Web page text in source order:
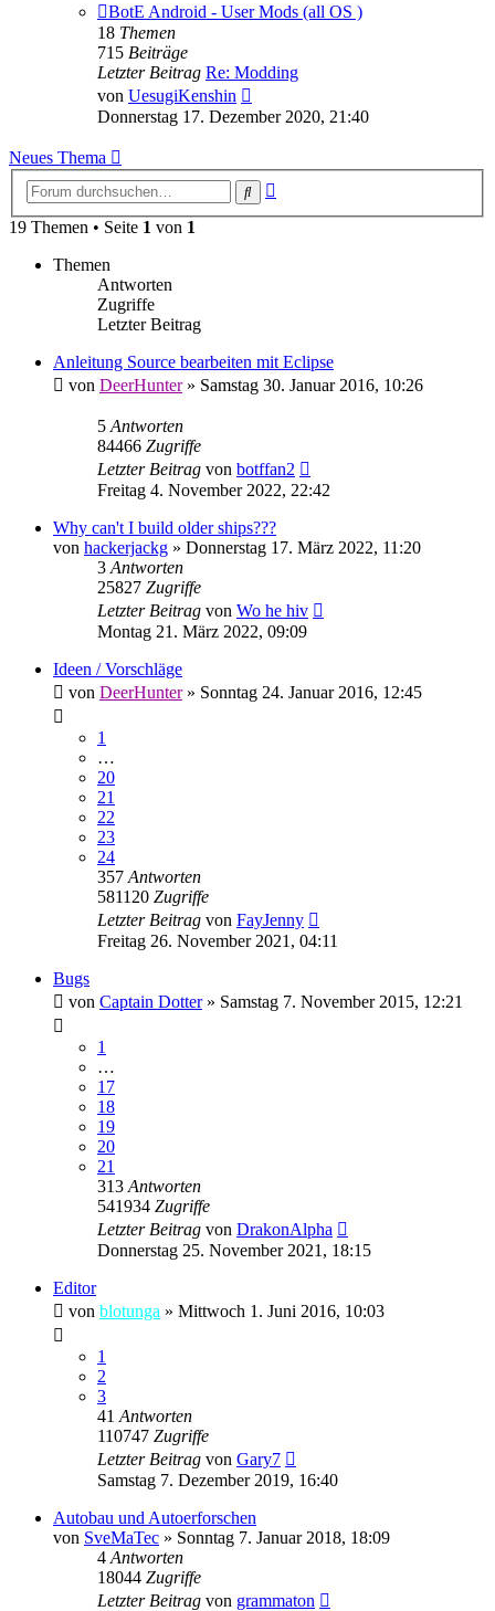
BotE Android - User Mods (all OS )
18 Themen
715 Beiträge
Letzter Beitrag Re: Modding
von UesugiKenshin
Beitrag
Donnerstag 17. Dezember 2020, 21:40
Neues Thema
Suche
19 Themen • Seite 1 von 1
Themen
Antworten
Zugriffe
Letzter Beitrag
Anleitung Source bearbeiten mit Eclipse
von DeerHunter» Samstag 30. Januar 2016, 10:26
5 Antworten
84466 Zugriffe
Letzter Beitrag von botffan2
Freitag 4. November 2022, 22:42
Why can't I build older ships???
von hackerjackg » Donnerstag 17. März 2022, 11:20
3 Antworten
25827 Zugriffe
Letzter Beitrag von Wo he hiv
Montag 21. März 2022, 09:09
Ideen / Vorschläge
von DeerHunter» Sonntag 24. Januar 2016, 12:45
1
…
20
21
22
23
24
357 Antworten
581120 Zugriffe
Letzter Beitrag von FayJenny
Freitag 26. November 2021, 04:11
Bugs
von Captain Dotter» Samstag 7. November 2015, 12:21
1
…
17
18
19
20
21
313 Antworten
541934 Zugriffe
Letzter Beitrag von DrakonAlpha
Donnerstag 25. November 2021, 18:15
Editor
von blotunga » Mittwoch 1. Juni 2016, 10:03
1
2
3
41 Antworten
110747 Zugriffe
Letzter Beitrag von Gary7
Samstag 7. Dezember 2019, 16:40
Autobau und Autoerforschen
von SveMaTec » Sonntag 7. Januar 2018, 18:09
4 Antworten
18044 Zugriffe
Letzter Beitrag von grammaton